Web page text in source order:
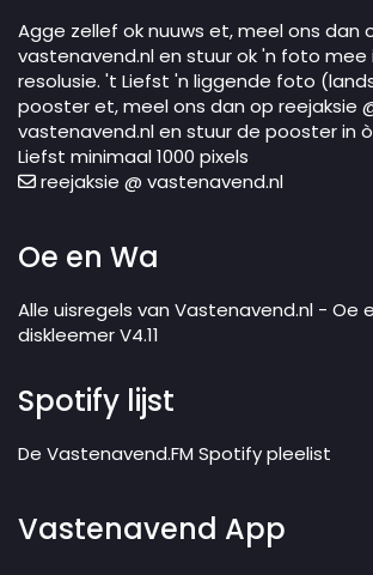
Agge zellef ok nuuws et, meel ons dan
vastenavend.nl en stuur ok 'n foto mee
resolusie. 't Liefst 'n liggende foto
pooster et, meel ons dan op reejaksie
vastenavend.nl en stuur de pooster in
Liefst minimaal 1000 pixels
reejaksie @ vastenavend.nl
Oe en Wa
Alle uisregels van Vastenavend.nl - Oe
diskleemer V4.11
Spotify lijst
De Vastenavend.FM Spotify pleelist
Vastenavend App